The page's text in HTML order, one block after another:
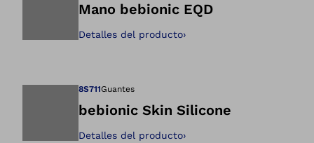
Mano bebionic EQD
Detalles del producto›
8S711Guantes
bebionic Skin Silicone
Detalles del producto›